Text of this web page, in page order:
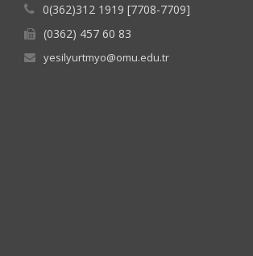
0(362)312 1919 [7708-7709]
(0362) 457 60 83
yesilyurtmyo@omu.edu.tr